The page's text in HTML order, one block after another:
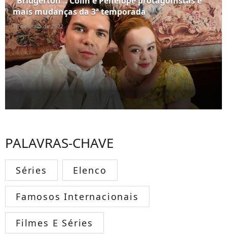
mais mudanças da 3ª temporada
16 de maio de 2022
PALAVRAS-CHAVE
Séries Elenco
Famosos Internacionais
Filmes E Séries